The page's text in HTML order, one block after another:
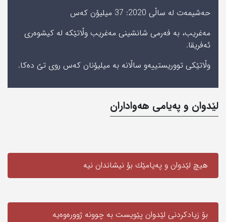
حه‌شیمه‌ت له‌ ساڵی‌ 2020: 37 میلیۆن‌ كه‌س
مەغریب، بە فەرمی شانشینی مەغریب وڵاتێکە لە کیشوەری
ئەفریقا.
وڵاتێكی‌ تووریستییه‌‌و ساڵانه‌ به‌ میلیۆنان كه‌س روی‌ تێ‌ ده‌كا.
لێدوان و په‌یامی‌ هه‌واداران
هیچ لێدوان و په‌یامێك بۆ نیشاندان نیه‌
بۆ زیادکردنی لێدوان پێویست به‌ چوونە ژوورەوەیه‌